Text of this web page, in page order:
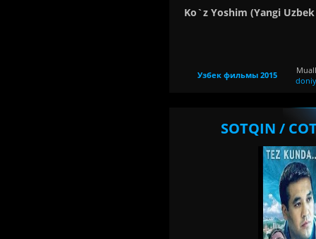
Ko`z Yoshim (Yangi
Узбек фильмы 2015
SOTQIN /